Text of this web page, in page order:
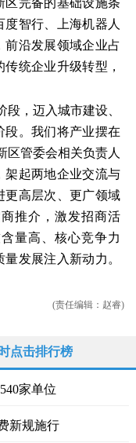
区完备的基础设施条
智行、上海机器人
前沿发展领域企业占
统企业升级转型，
，迈入城市建设、
段。我们将产业摆在
区管委会相关负责人
架起两地企业交流与
更高层次、更广领域
推介，激发招商活
量高、核心竞争力
发展注入新动力。
(责任编辑：赵睿)
点击排行榜
家单位
新规施行